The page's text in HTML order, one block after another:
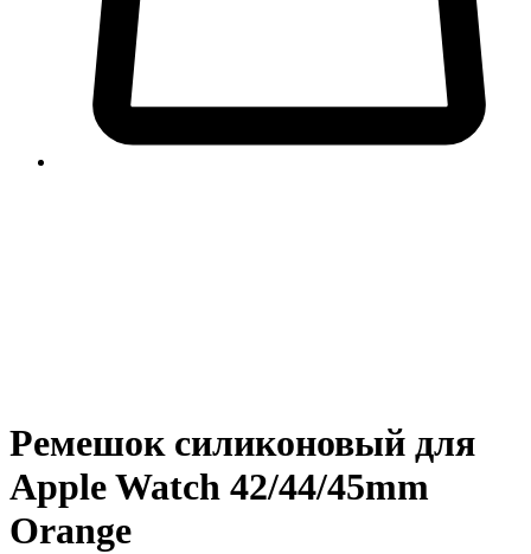
Ремешок силиконовый для
Apple Watch 42/44/45mm
Orange